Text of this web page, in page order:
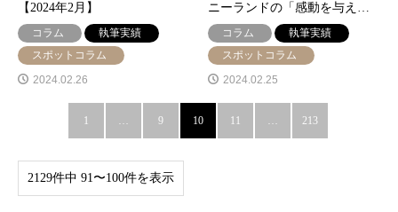
【2024年2月】
コラム
執筆実績
スポットコラム
2024.02.26
ニーランドの「感動を与え…
コラム
執筆実績
スポットコラム
2024.02.25
1 … 9 10 11 … 213
2129件中 91〜100件を表示